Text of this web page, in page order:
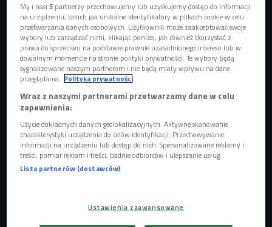
Oliwia Toborek i Kirill Globenko Foto: Piotr Galus/Czwórka
Jak tłumaczyli goście CzwórkiOliwia Toborek i Kirill
Globenko, zawodnicy i adepci Warszawskiej Szkoły Boksu,
sztuk walki nie ma bez pasji. - Żyjemy tym sportem -
podkreślali. I żartowali, że marzenia o byciu gwiazdą
internetu można przełożyć na potem. Teraz liczy się sport. -
Jeśli masz czas wolny od treningów, to czujesz się
niekomfortowo i wiesz, że coś jest nie tak. Jeśli
trenujesz,wiesz, że idziesz do przodu, i dzięki temu jesteś
spokojny- mówił Kirill Globenko. Jak tłumaczyła Oliwia
Jeśli odnosimy sukcesy, to znaczy, że jesteśmy
My i nasi5 partnerzy przechowujemy lub uzyskujemy dostęp do informacji
na urządzeniu, takich jak unikalne identyfikatory w plikach cookie w celu
przetwarzania danych osobowych. Użytkownik może zaakceptować swoje
wybory lub zarządzać nimi, klikając poniżej, jak również skorzystać z
prawa do sprzeciwu na podstawie prawnie uzasadnionego interesu lub w
dowolnym momencie na stronie polityki prywatności. Te wybory będą
sygnalizowane naszym partnerom i nie będą miały wpływu na dane
przeglądania. Polityka prywatności
Wraz z naszymi partnerami przetwarzamy dane w celu
zapewnienia:
Użycie dokładnych danych geolokalizacyjnych. Aktywne skanowanie
charakterystyki urządzenia do celów identyfikacji. Przechowywanie
informacji na urządzeniu lub dostęp do nich. Spersonalizowane reklamy i
treści, pomiar reklam i treści, badnie odbiorców i ulepszanie usług.
Lista partnerów (dostawców)
Ustawienia zaawansowane